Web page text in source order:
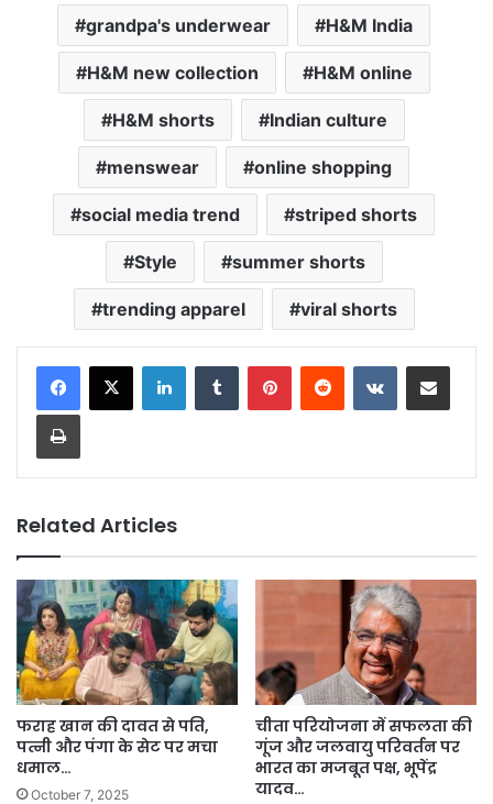
grandpa's underwear H&M India
H&M new collection H&M online
H&M shorts Indian culture
menswear online shopping
social media trend striped shorts
Style summer shorts
trending apparel viral shorts
LinkedInTumblr PinterestReddit VKontakteShare via Email
Print
Related Articles
फराह खान की दावत से पति,
पत्नी और पंगा के सेट पर मचा
धमाल…
October 7, 2025
चीता परियोजना में सफलता की
गूंज और जलवायु परिवर्तन पर
भारत का मजबूत पक्ष, भूपेंद्र
यादव…